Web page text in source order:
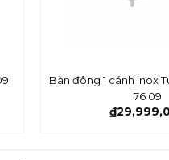
Bàn đông 1 cánh inox
76 09
₫